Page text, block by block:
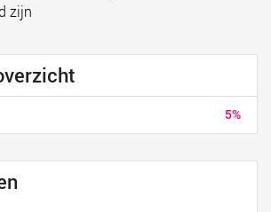
zijn
5%